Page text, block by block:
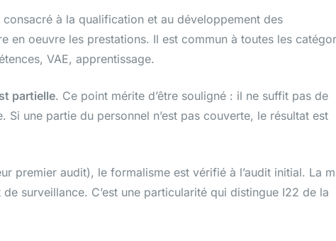
à la qualification et au développement des
en oeuvre les prestations. Il est commun à toutes les
VAE, apprentissage.
partielle. Ce point mérite d’être souligné : il ne suffit pas de
une partie du personnel n’est pas couverte, le résultat est
premier audit), le formalisme est vérifié à l’audit initial. La
surveillance. C’est une particularité qui distingue I22 de la